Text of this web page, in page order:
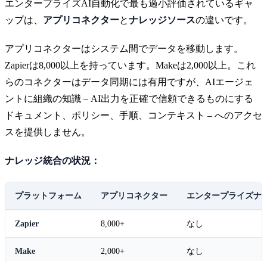
エンタープライズAI自動化で最も過小評価されているギャ
ップは、 アプリコネクターとナレッジソースの違いです。
アプリコネクターはシステム間でデータを移動します。
Zapierは8,000以上を持っています。Makeは2,000以上。これ
らのコネクターはデータ同期には有用ですが、AIエージェ
ントに組織の知識 – AI出力を正確で信頼できるものにする
ドキュメント、ポリシー、手順、コンテキスト – へのアクセ
スを提供しません。
ナレッジ統合の状況：
プラットフォーム アプリコネクター エンタープライズナ
Zapier 8,000+ なし
Make 2,000+ なし